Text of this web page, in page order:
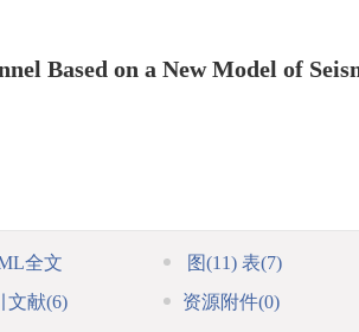
Based on a New Model of
全文 图(11) 表(7)
文献(6) 资源附件(0)